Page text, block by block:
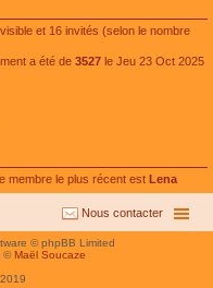
et 16 invités (selon le nombre
a été de 3527 le Jeu 23 Oct 2025
membre le plus récent est Lena
Nous contacter
© phpBB Limited
© Maël Soucaze